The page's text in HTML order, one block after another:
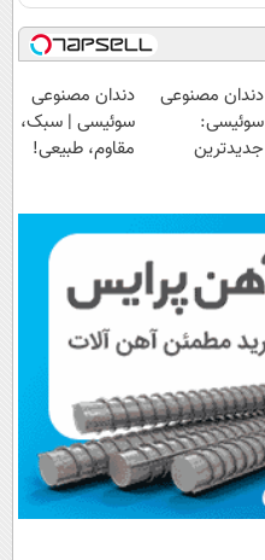
دندان مصنوعی
سوئیسی:
جدیدترین
پرداخت قسطی
دندان مصنوعی
سوئیسی | سبک،
مقاوم، طبیعی!
اقساطی😍